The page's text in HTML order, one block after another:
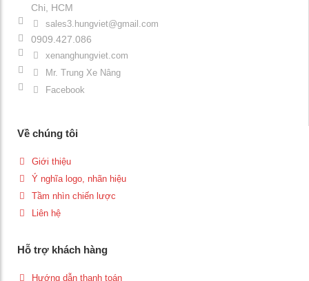
Chi, HCM
sales3.hungviet@gmail.com
0909.427.086
xenanghungviet.com
Mr. Trung Xe Nâng
Facebook
Về chúng tôi
Giới thiệu
Ý nghĩa logo, nhãn hiệu
Tầm nhìn chiến lược
Liên hệ
Hỗ trợ khách hàng
Hướng dẫn thanh toán